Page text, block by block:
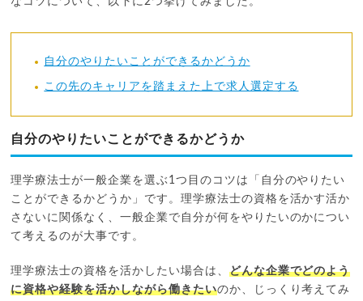
自分のやりたいことができるかどうか
この先のキャリアを踏まえた上で求人選定する
自分のやりたいことができるかどうか
理学療法士が一般企業を選ぶ1つ目のコツは「自分のやりたい
ことができるかどうか」です。理学療法士の資格を活かす活か
さないに関係なく、一般企業で自分が何をやりたいのかについ
て考えるのが大事です。
理学療法士の資格を活かしたい場合は、 どんな企業でどのよう
に資格や経験を活かしながら働きたいのか、じっくり考えてみ